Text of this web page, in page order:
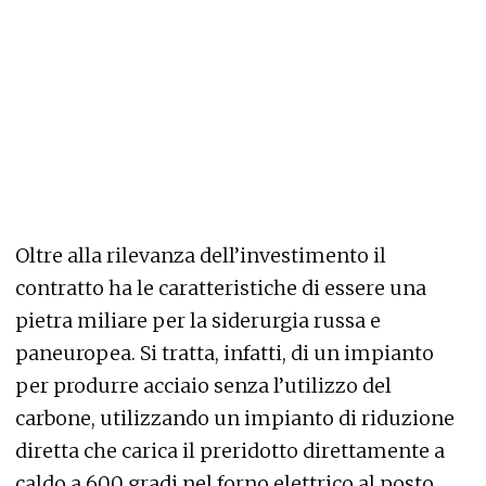
Oltre alla rilevanza dell’investimento il
contratto ha le caratteristiche di essere una
pietra miliare per la siderurgia russa e
paneuropea. Si tratta, infatti, di un impianto
per produrre acciaio senza l’utilizzo del
carbone, utilizzando un impianto di riduzione
diretta che carica il preridotto direttamente a